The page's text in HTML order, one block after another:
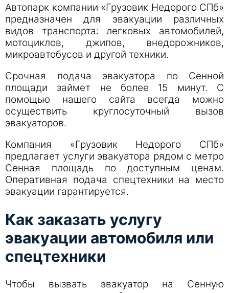
Автопарк компании «Грузовик Недорого СПб»
предназначен для эвакуации различных
видов транспорта: легковых автомобилей,
мотоциклов, джипов, внедорожников,
микроавтобусов и другой техники.
Срочная подача эвакуатора по Сенной
площади займет не более 15 минут. С
помощью нашего сайта всегда можно
осуществить круглосуточный вызов
эвакуаторов.
Компания «Грузовик Недорого СПб»
предлагает услуги эвакуатора рядом с метро
Сенная площадь по доступным ценам.
Оперативная подача спецтехники на место
эвакуации гарантируется.
Как заказать услугу
эвакуации автомобиля или
спецтехники
Чтобы вызвать эвакуатор на Сенную